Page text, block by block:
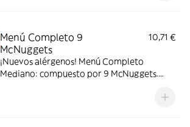
Menú Completo 9
McNuggets
10,71 €
¡Nuevos alérgenos! Menú Completo
Mediano: compuesto por 9 McNuggets.